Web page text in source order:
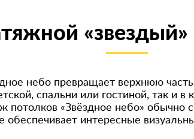
небо превращает верхнюю
спальни или гостиной, так и
потолков «Звёздное небо» обычно
обеспечивает интересные